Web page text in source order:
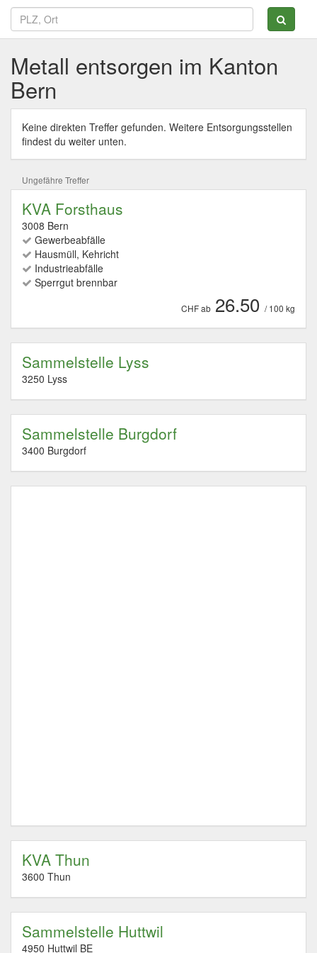
Metall entsorgen im Kanton
Bern
Keine direkten Treffer gefunden. Weitere Entsorgungsstellen
findest du weiter unten.
Ungefähre Treffer
KVA Forsthaus
3008 Bern
Gewerbeabfälle
Hausmüll, Kehricht
Industrieabfälle
Sperrgut brennbar
CHF ab 26.50 / 100 kg
Sammelstelle Lyss
3250 Lyss
Sammelstelle Burgdorf
3400 Burgdorf
KVA Thun
3600 Thun
Sammelstelle Huttwil
4950 Huttwil BE